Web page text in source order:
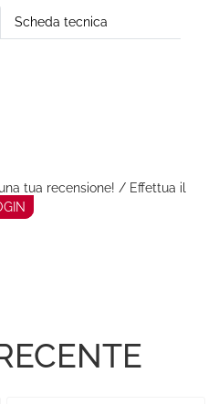
Scheda tecnica
tua recensione! / Effettua il